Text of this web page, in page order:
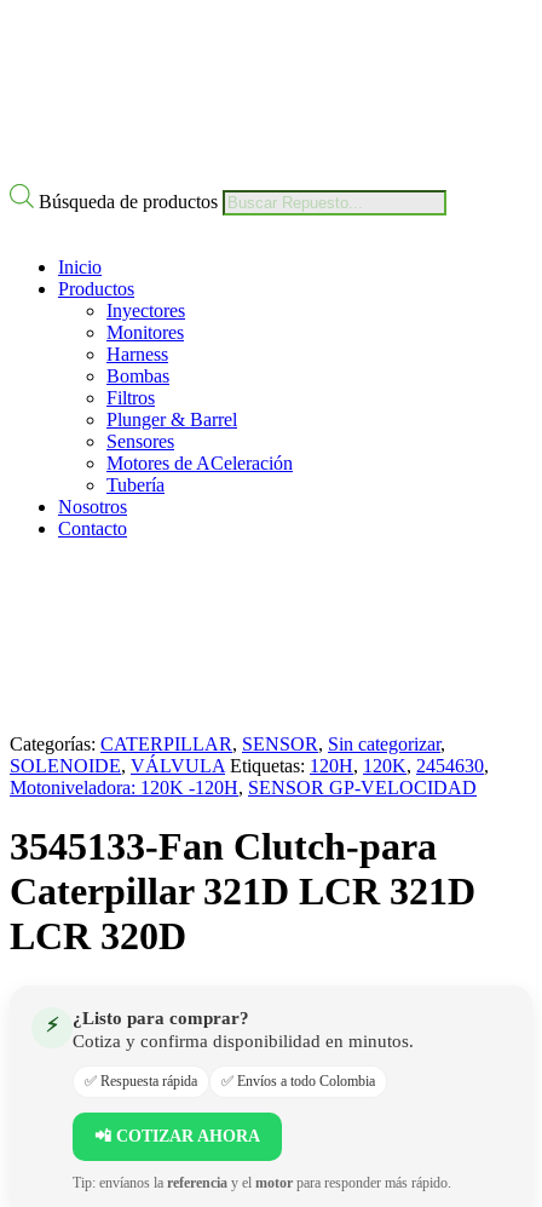
Búsqueda de productos
Inicio
Productos
Inyectores
Monitores
Harness
Bombas
Filtros
Plunger & Barrel
Sensores
Motores de ACeleración
Tubería
Nosotros
Contacto
Categorías: CATERPILLAR, SENSOR, Sin categorizar,
SOLENOIDE, VÁLVULA Etiquetas: 120H, 120K, 2454630,
Motoniveladora: 120K -120H, SENSOR GP-VELOCIDAD
3545133-Fan Clutch-para
Caterpillar 321D LCR 321D
LCR 320D
⚡
¿Listo para comprar?
Cotiza y confirma disponibilidad en minutos.
✅ Respuesta rápida ✅ Envíos a todo Colombia
📲 COTIZAR AHORA
Tip: envíanos la referencia y el motor para responder más rápido.